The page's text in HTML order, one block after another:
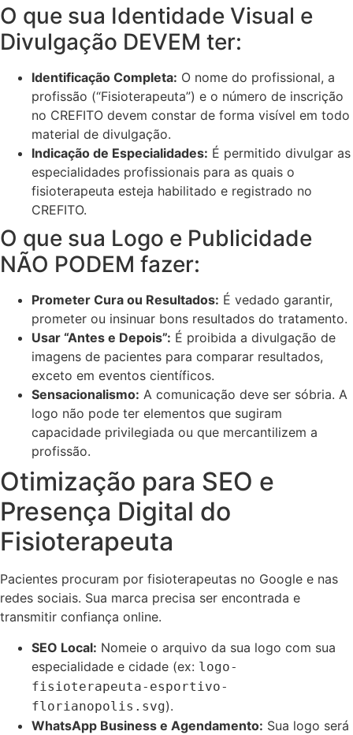
O que sua Identidade Visual e
Divulgação DEVEM ter:
Identificação Completa: O nome do profissional, a
profissão (“Fisioterapeuta”) e o número de inscrição
no CREFITO devem constar de forma visível em todo
material de divulgação.
Indicação de Especialidades: É permitido divulgar as
especialidades profissionais para as quais o
fisioterapeuta esteja habilitado e registrado no
CREFITO.
O que sua Logo e Publicidade
NÃO PODEM fazer:
Prometer Cura ou Resultados: É vedado garantir,
prometer ou insinuar bons resultados do tratamento.
Usar “Antes e Depois”: É proibida a divulgação de
imagens de pacientes para comparar resultados,
exceto em eventos científicos.
Sensacionalismo: A comunicação deve ser sóbria. A
logo não pode ter elementos que sugiram
capacidade privilegiada ou que mercantilizem a
profissão.
Otimização para SEO e
Presença Digital do
Fisioterapeuta
Pacientes procuram por fisioterapeutas no Google e nas
redes sociais. Sua marca precisa ser encontrada e
transmitir confiança online.
SEO Local: Nomeie o arquivo da sua logo com sua
especialidade e cidade (ex: logo-
fisioterapeuta-esportivo-
florianopolis.svg).
WhatsApp Business e Agendamento: Sua logo será